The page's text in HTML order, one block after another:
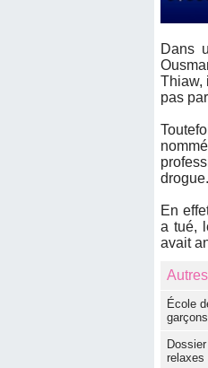
Dans
Thiaw,
pas
En
a tué,
avait
École
relaxes